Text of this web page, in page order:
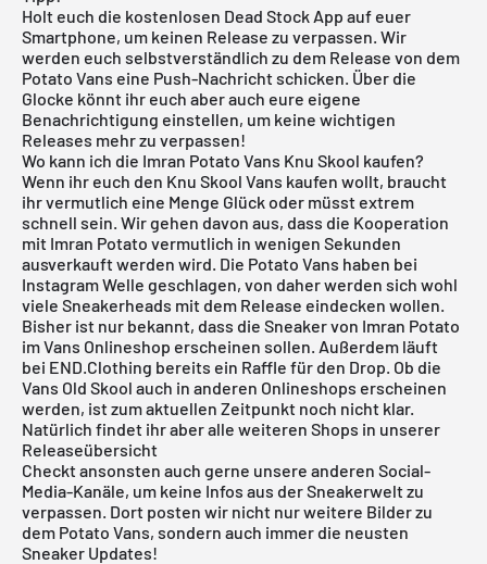
Holt euch die kostenlosen Dead Stock App auf euer
Smartphone, um keinen Release zu verpassen. Wir
werden euch selbstverständlich zu dem Release von dem
Potato Vans eine Push-Nachricht schicken. Über die
Glocke könnt ihr euch aber auch eure eigene
Benachrichtigung einstellen, um keine wichtigen
Releases mehr zu verpassen!
Wo kann ich die Imran Potato Vans Knu Skool kaufen?
Wenn ihr euch den Knu Skool Vans kaufen wollt, braucht
ihr vermutlich eine Menge Glück oder müsst extrem
schnell sein. Wir gehen davon aus, dass die Kooperation
mit Imran Potato vermutlich in wenigen Sekunden
ausverkauft werden wird. Die Potato Vans haben bei
Instagram Welle geschlagen, von daher werden sich wohl
viele Sneakerheads mit dem Release eindecken wollen.
Bisher ist nur bekannt, dass die Sneaker von Imran Potato
im Vans Onlineshop erscheinen sollen. Außerdem läuft
bei END.Clothing bereits ein Raffle für den Drop. Ob die
Vans Old Skool auch in anderen Onlineshops erscheinen
werden, ist zum aktuellen Zeitpunkt noch nicht klar.
Natürlich findet ihr aber alle weiteren Shops in unserer
Releaseübersicht
Checkt ansonsten auch gerne unsere anderen Social-
Media-Kanäle, um keine Infos aus der Sneakerwelt zu
verpassen. Dort posten wir nicht nur weitere Bilder zu
dem Potato Vans, sondern auch immer die neusten
Sneaker Updates!